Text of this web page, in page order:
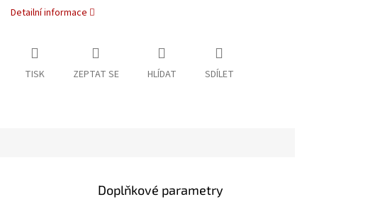
Detailní informace
TISK ZEPTAT SE HLÍDAT SDÍLET
Doplňkové parametry